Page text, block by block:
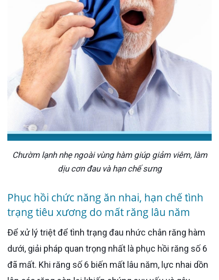
Chườm lạnh nhẹ ngoài vùng hàm giúp giảm viêm, làm
dịu cơn đau và hạn chế sưng
Phục hồi chức năng ăn nhai, hạn chế tình
trạng tiêu xương do mất răng lâu năm
Để xử lý triệt để tình trạng đau nhức chân răng hàm
dưới, giải pháp quan trọng nhất là phục hồi răng số 6
đã mất. Khi răng số 6 biến mất lâu năm, lực nhai dồn